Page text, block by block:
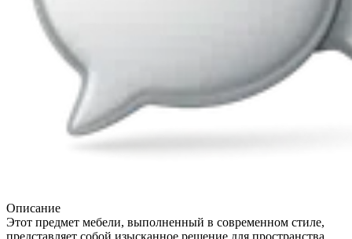
Описание
Этот предмет мебели, выполненный в современном стиле,
представляет собой изысканное решение для пространства